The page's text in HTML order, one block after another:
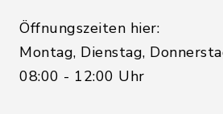
Öffnungszeiten hier:
Montag, Dienstag,
08:00 - 12:00 Uhr